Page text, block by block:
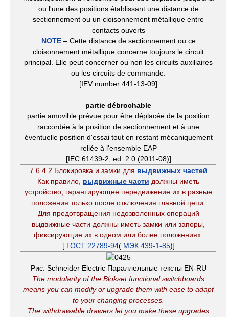
ou l'une des positions établissant une distance de
sectionnement ou un cloisonnement métallique entre
contacts ouverts
NOTE– Cette distance de sectionnement ou ce
cloisonnement métallique concerne toujours le circuit
principal. Elle peut concerner ou non les circuits auxiliaires
ou les circuits de commande.
[IEV number 441-13-09]
partie débrochable
partie amovible prévue pour être déplacée de la position
raccordée à la position de sectionnement et à une
éventuelle position d'essai tout en restant mécaniquement
reliée à l'ensemble EAP
[IEC 61439-2, ed. 2.0 (2011-08)]
7.6.4.2 Блокировка и замки для выдвижных частей
Как правило, выдвижные части должны иметь
устройство, гарантирующее передвижение их в разные
положения только после отключения главной цепи.
Для предотвращения недозволенных операций
выдвижные части должны иметь замки или запоры,
фиксирующие их в одном или более положениях.
[ ГОСТ 22789-94( МЭК 439-1-85)]
Рис. Schneider Electric Параллельные тексты EN-RU
The modularity of the Blokset functional switchboards
means you can modify or upgrade them with ease to adapt
to your changing processes.
The withdrawable drawers let you make these upgrades